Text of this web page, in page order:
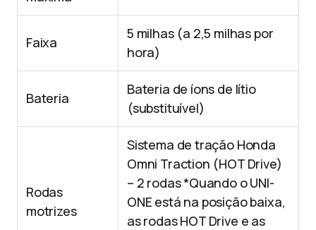
Faixa
5 milhas (a 2,5 milhas por
hora)
Bateria
Bateria de íons de lítio
(substituível)
Rodas
motrizes
Sistema de tração Honda
Omni Traction (HOT Drive)
– 2 rodas *Quando o UNI-
ONE está na posição baixa,
as rodas HOT Drive e as